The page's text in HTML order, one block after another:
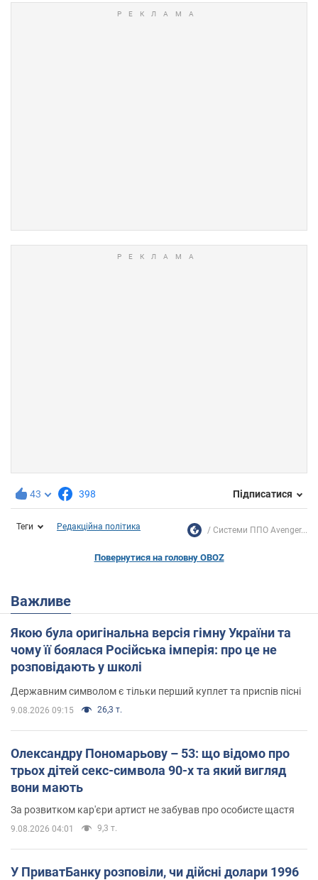
43 398 Підписатися
Теги Редакційна політика Системи ППО Avenger...
Повернутися на головну OBOZ
Важливе
Якою була оригінальна версія гімну України та
чому її боялася Російська імперія: про це не
розповідають у школі
Державним символом є тільки перший куплет та приспів пісні
9.08.2026 09:15 26,3 т.
Олександру Пономарьову – 53: що відомо про
трьох дітей секс-символа 90-х та який вигляд
вони мають
За розвитком кар'єри артист не забував про особисте щастя
9.08.2026 04:01 9,3 т.
У ПриватБанку розповіли, чи дійсні долари 1996